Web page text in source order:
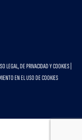
LEGAL, DE PRIVACIDAD Y COOKIES
EN EL USO DE COOKIES